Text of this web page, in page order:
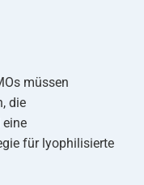
müssen
die
für lyophilisierte